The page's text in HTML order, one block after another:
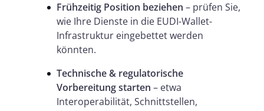
Frühzeitig Position beziehen – prüfen Sie,
wie Ihre Dienste in die EUDI-Wallet-
Infrastruktur eingebettet werden
könnten.
Technische & regulatorische
Vorbereitung starten – etwa
Interoperabilität, Schnittstellen,